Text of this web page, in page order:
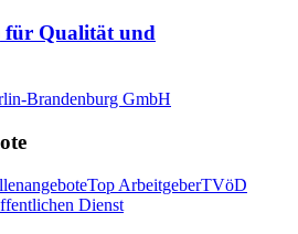
für Qualität und
Brandenburg GmbH
Top ArbeitgeberTVöD
Dienst